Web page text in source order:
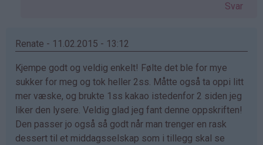
Catrine
bekreftet)
Svar
Renate - 11.02.2015 - 13:12
Kjempe godt og veldig enkelt! Følte det ble for mye
sukker for meg og tok heller 2ss. Måtte også ta oppi litt
mer væske, og brukte 1ss kakao istedenfor 2 siden jeg
liker den lysere. Veldig glad jeg fant denne oppskriften!
Den passer jo også så godt når man trenger en rask
dessert til et middagsselskap som i tillegg skal se